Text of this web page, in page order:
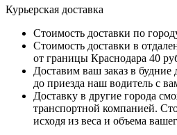
Курьерская доставка
Стоимость доставки по
Стоимость доставки в
от границы Краснодара 40
Доставим ваш заказ в будние
до приезда наш водитель с
Доставку в другие города
транспортной компанией.
исходя из веса и объема